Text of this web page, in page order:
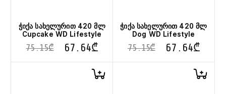
ჭიქა სახელურით 420 მლ
Cupcake WD Lifestyle
75.15₾ 67.64₾
ჭიქა სახელურით 420 მლ
Dog WD Lifestyle
75.15₾ 67.64₾